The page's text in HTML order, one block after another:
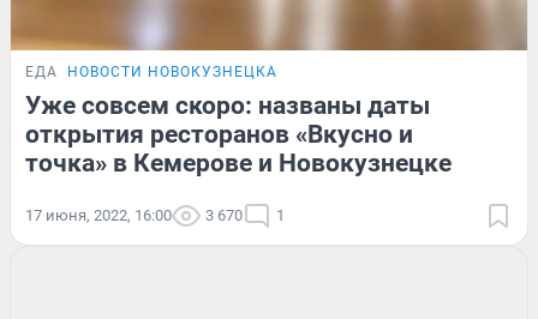
ЕДА НОВОСТИ НОВОКУЗНЕЦКА
Уже совсем скоро: названы даты
открытия ресторанов «Вкусно и
точка» в Кемерове и Новокузнецке
17 июня, 2022, 16:00 3 670 1